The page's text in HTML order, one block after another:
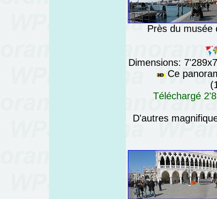
Près du musée
Dimensions:
Ce
Téléchargé
D'autres